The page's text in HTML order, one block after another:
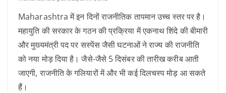
Maharashtra में इन दिनों राजनीतिक तापमान उच्च स्तर पर है।
महायुति की सरकार के गठन की प्रक्रिया में एकनाथ शिंदे की बीमारी
और मुख्यमंत्री पद पर सस्पेंस जैसी घटनाओं ने राज्य की राजनीति
को नया मोड़ दिया है। जैसे-जैसे 5 दिसंबर की तारीख करीब आती
जाएगी, राजनीति के गलियारों में और भी कई दिलचस्प मोड़ आ सकते
हैं।